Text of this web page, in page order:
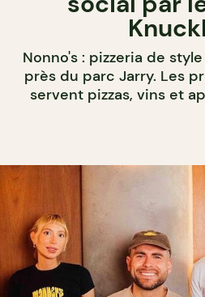
Nonno's : pizzeria de
près du parc Jarry. Les
servent pizzas, vins et